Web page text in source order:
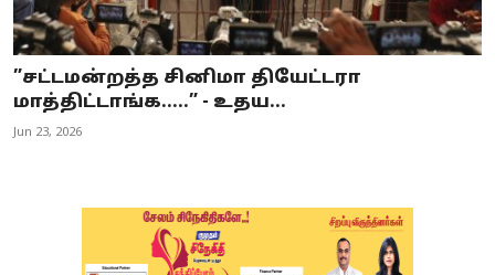
”சட்டமன்றத்த சினிமா தியேட்டரா
மாத்திட்டாங்க.....” - உதய...
Jun 23, 2026